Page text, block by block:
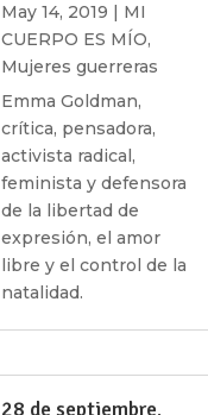
May 14, 2019
MI
CUERPO ES MÍO,
Mujeres guerreras
Emma Goldman,
crítica, pensadora,
activista radical,
feminista y defensora
de la libertad de
expresión, el amor
libre y el control de la
natalidad.
28 de septiembre,